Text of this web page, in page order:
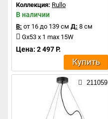
Коллекция: Rullo
В наличии
В: от 16 до 139 см Д: 8 см
Gx53 x 1 max 15W
Цена: 2 497 Р.
Купить
211059